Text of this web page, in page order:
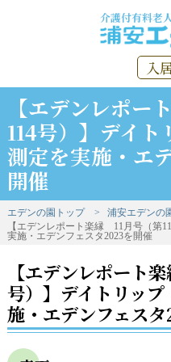
介護付有料老
入
【エデンレポ
114号）】デイ
測定を実施・エ
開催
エデンの園トップ 浦安エデンの
【エデンレポート楽縁 11月号（第
実施・エデンフェスタ2023を開催
【エデンレポート
号）】デイトリッ
施・エデンフェス